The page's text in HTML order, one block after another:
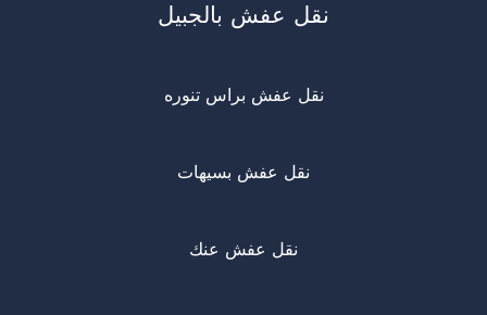
نقل عفش بالجبيل
نقل عفش براس تنوره
نقل عفش بسيهات
نقل عفش عنك